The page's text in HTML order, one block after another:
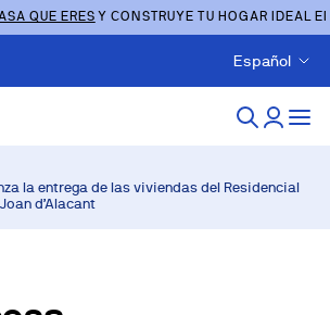
QUE ERES Y CONSTRUYE TU HOGAR IDEAL
Español
la entrega de las viviendas del Residencial
d’Alacant